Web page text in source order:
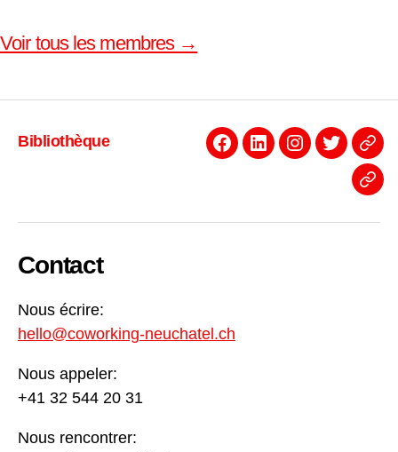
Voir tous les membres →
Bibliothèque
Facebook
LinkedinInstagram
Twitter
Contact
Nous écrire:
hello@coworking-neuchatel.ch
Nous appeler:
+41 32 544 20 31
Nous rencontrer: